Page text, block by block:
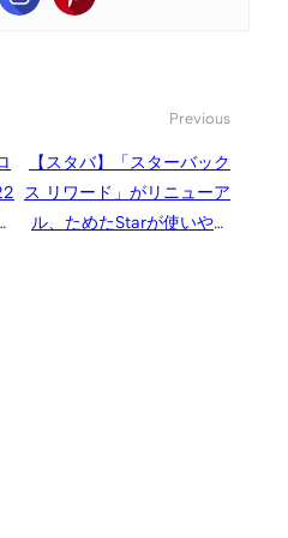
Previous
【スタバ】「スターバック
ス リワード」がリニューア
ル、ためたStarが使いやす